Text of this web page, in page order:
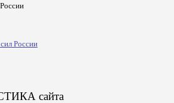
России
сайта